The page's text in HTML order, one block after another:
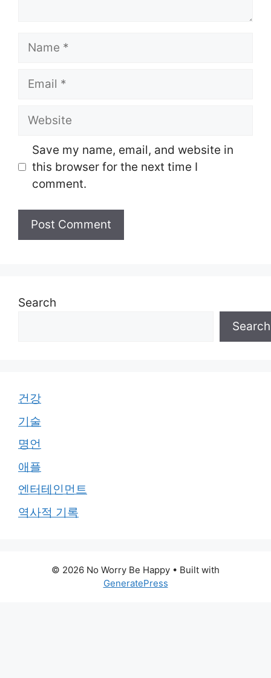
Name
Email
Website
Save my name, email, and website in
this browser for the next time I
comment.
Search
Search
건강
기술
명언
애플
엔터테인먼트
역사적 기록
© 2026 No Worry Be Happy • Built with
GeneratePress